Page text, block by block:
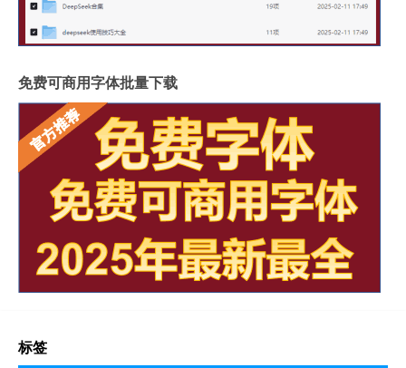
免费可商用字体批量下载
标签